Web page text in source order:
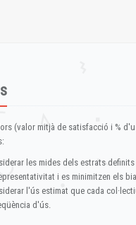
(valor mitjà de satisfacció i %
les mides dels estrats
i es minimitzen els
l'ús estimat que cada
d'ús.